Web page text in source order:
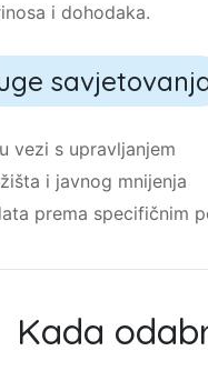
i dohodaka.
vezi s upravljanjem
i javnog mnijenja
prema specifičnim
Kada